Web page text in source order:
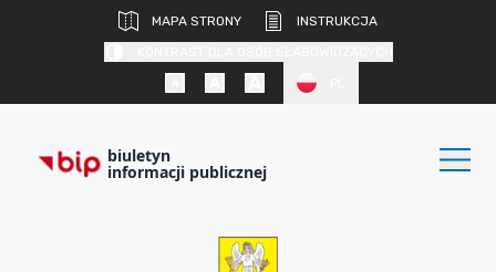
MAPA STRONY
INSTRUKCJA
biuletyn
informacji publicznej